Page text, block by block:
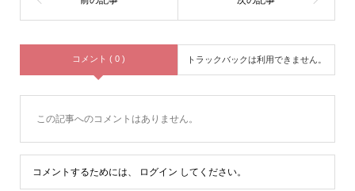
コメント ( 0 ) トラックバックは利用できません。
この記事へのコメントはありません。
コメントするためには、 ログイン してください。